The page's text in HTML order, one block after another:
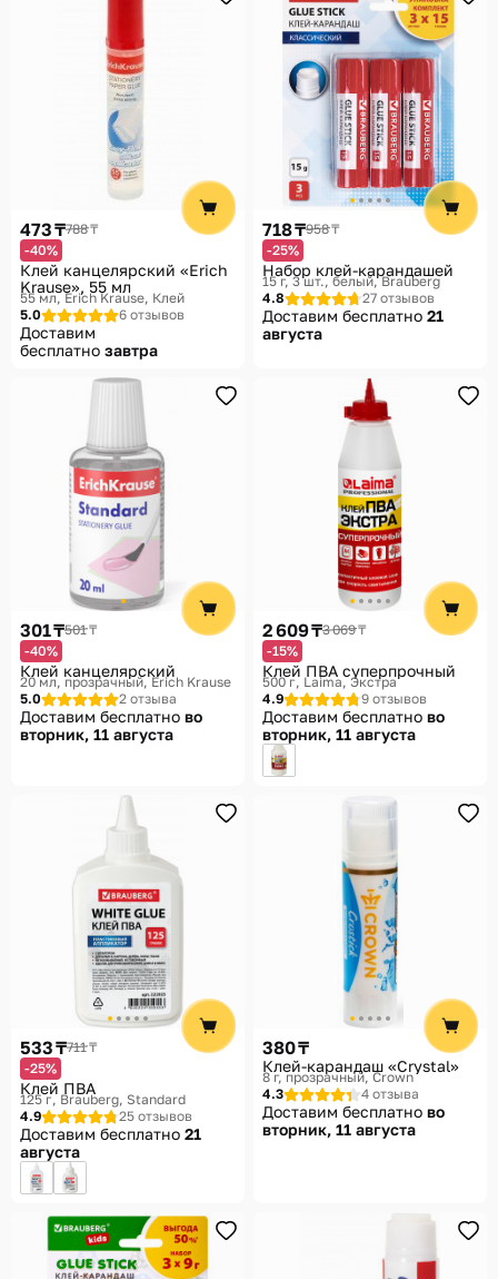
473 ₸788 ₸
-40%
Клей канцелярский «Erich
Krause», 55 мл
55 мл Erich Krause, Клей
5.0
6 отзывов
Доставим
бесплатно завтра
718 ₸958 ₸
-25%
Набор клей-карандашей
15 г, 3 шт., белый Brauberg
4.8
27 отзывов
Доставим бесплатно 21
августа
301 ₸501 ₸
-40%
Клей канцелярский
20 мл, прозрачный Erich Krause
5.0
2 отзыва
Доставим бесплатно во
вторник, 11 августа
2 609 ₸3 069 ₸
-15%
Клей ПВА суперпрочный
500 г Laima, Экстра
4.9
9 отзывов
Доставим бесплатно во
вторник, 11 августа
533 ₸711 ₸
-25%
Клей ПВА
125 г Brauberg, Standard
4.9
25 отзывов
Доставим бесплатно 21
августа
380 ₸
Клей-карандаш «Crystal»
8 г, прозрачный Crown
4.3
4 отзыва
Доставим бесплатно во
вторник, 11 августа